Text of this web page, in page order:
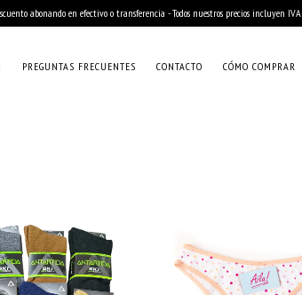
abonando en efectivo o transferencia - Todos nuestros precios incluyen IVA
PREGUNTAS FRECUENTES CONTACTO CÓMO COMPRAR